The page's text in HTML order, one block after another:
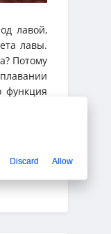
лавой,
лавы.
Потому
найти
часть
Discard Allow